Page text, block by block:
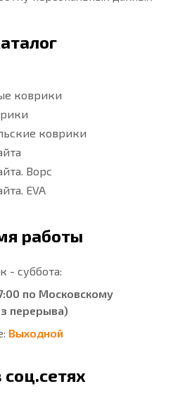
коврики
коврики
Ворс
EVA
работы
- суббота:
по Московскому
перерыва)
Выходной